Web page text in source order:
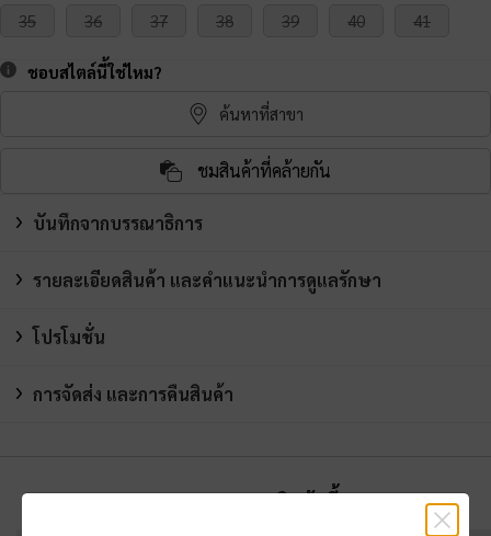
35 36 37 38 39 40 41
ชอบสไตล์นี้ใช่ไหม?
ค้นหาที่สาขา
ชมสินค้าที่คล้ายกัน
บันทึกจากบรรณาธิการ
รายละเอียดสินค้า และคำแนะนำการดูแลรักษา
โปรโมชั่น
การจัดส่ง และการคืนสินค้า
คุณอาจจะชอบสินค้านี้